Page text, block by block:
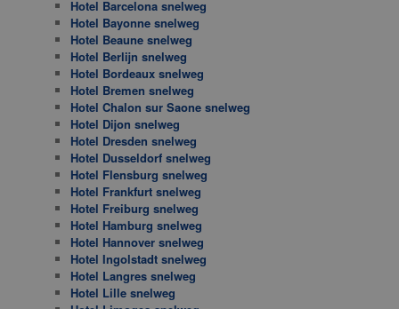
Hotel Barcelona snelweg
Hotel Bayonne snelweg
Hotel Beaune snelweg
Hotel Berlijn snelweg
Hotel Bordeaux snelweg
Hotel Bremen snelweg
Hotel Chalon sur Saone snelweg
Hotel Dijon snelweg
Hotel Dresden snelweg
Hotel Dusseldorf snelweg
Hotel Flensburg snelweg
Hotel Frankfurt snelweg
Hotel Freiburg snelweg
Hotel Hamburg snelweg
Hotel Hannover snelweg
Hotel Ingolstadt snelweg
Hotel Langres snelweg
Hotel Lille snelweg